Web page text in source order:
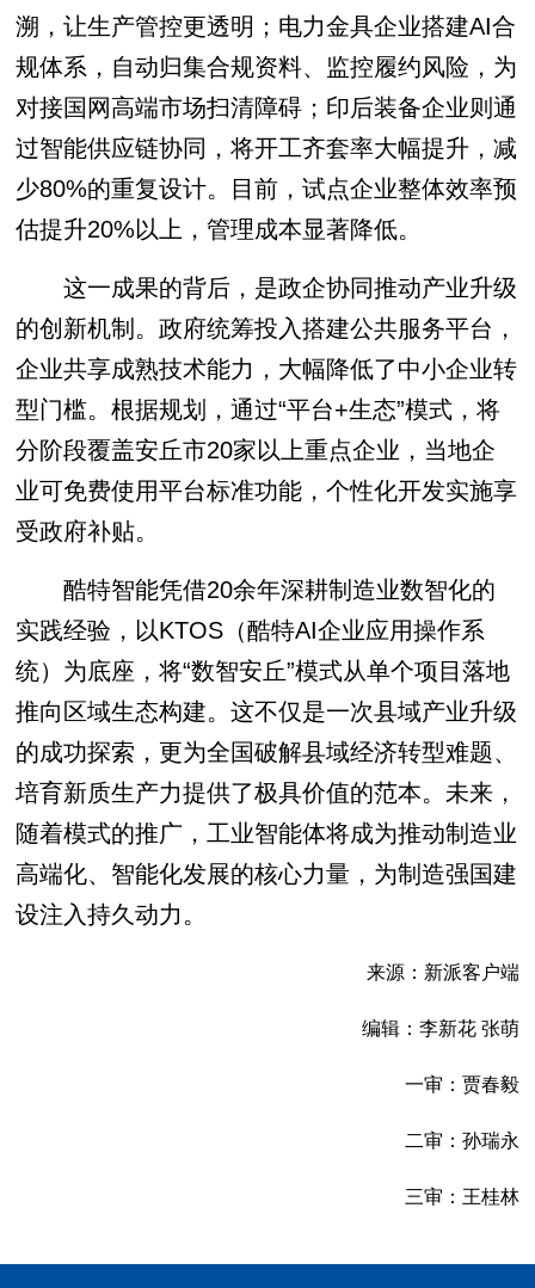
溯，让生产管控更透明；电力金具企业搭建AI合
规体系，自动归集合规资料、监控履约风险，为
对接国网高端市场扫清障碍；印后装备企业则通
过智能供应链协同，将开工齐套率大幅提升，减
少80%的重复设计。目前，试点企业整体效率预
估提升20%以上，管理成本显著降低。
这一成果的背后，是政企协同推动产业升级
的创新机制。政府统筹投入搭建公共服务平台，
企业共享成熟技术能力，大幅降低了中小企业转
型门槛。根据规划，通过“平台+生态”模式，将
分阶段覆盖安丘市20家以上重点企业，当地企
业可免费使用平台标准功能，个性化开发实施享
受政府补贴。
酷特智能凭借20余年深耕制造业数智化的
实践经验，以KTOS（酷特AI企业应用操作系
统）为底座，将“数智安丘”模式从单个项目落地
推向区域生态构建。这不仅是一次县域产业升级
的成功探索，更为全国破解县域经济转型难题、
培育新质生产力提供了极具价值的范本。未来，
随着模式的推广，工业智能体将成为推动制造业
高端化、智能化发展的核心力量，为制造强国建
设注入持久动力。
来源：新派客户端
编辑：李新花 张萌
一审：贾春毅
二审：孙瑞永
三审：王桂林